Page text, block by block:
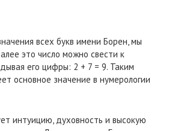
всех букв имени Борен, мы
это число можно свести к
его цифры: 2 + 7 = 9. Таким
основное значение в нумерологии
интуицию, духовность и высокую